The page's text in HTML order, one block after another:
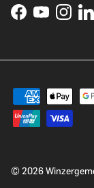
© 2026